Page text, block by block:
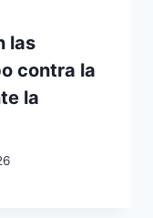
las
contra la
la